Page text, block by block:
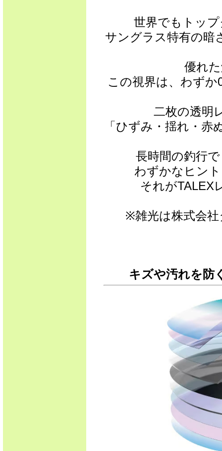
世界でもトッ
サングラス特有の暗
優れ
この視界は、わず
二枚の透明
「ひずみ・揺れ・
長時間の釣行
わずかなヒン
それがTALEX
※雑光は株式会
キズや汚れを防